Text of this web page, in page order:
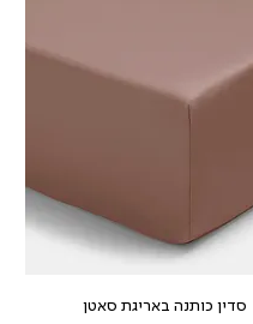
סדין כותנה באריגת סאטן